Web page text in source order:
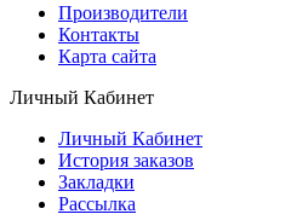
Производители
Контакты
Карта сайта
Личный Кабинет
Личный Кабинет
История заказов
Закладки
Рассылка